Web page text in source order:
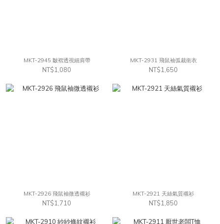
MKT-2945 皺褶透視細肩帶
NT$1,080
MKT-2931 飛鼠袖弧裁衛衣
NT$1,650
MKT-2926 飛鼠袖微透襯衫
NT$1,710
MKT-2921 天絲氣質襯衫
NT$1,850